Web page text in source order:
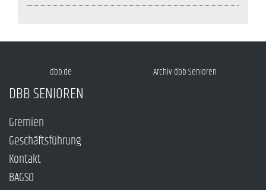
dbb.de Archiv dbb Senioren
DBB SENIOREN
Gremien
Geschäftsführung
Kontakt
BAGSO